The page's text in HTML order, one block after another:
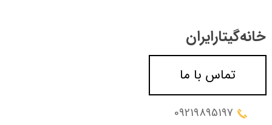
خانه‌گیتار‌ایران
09219895197
تماس با ما